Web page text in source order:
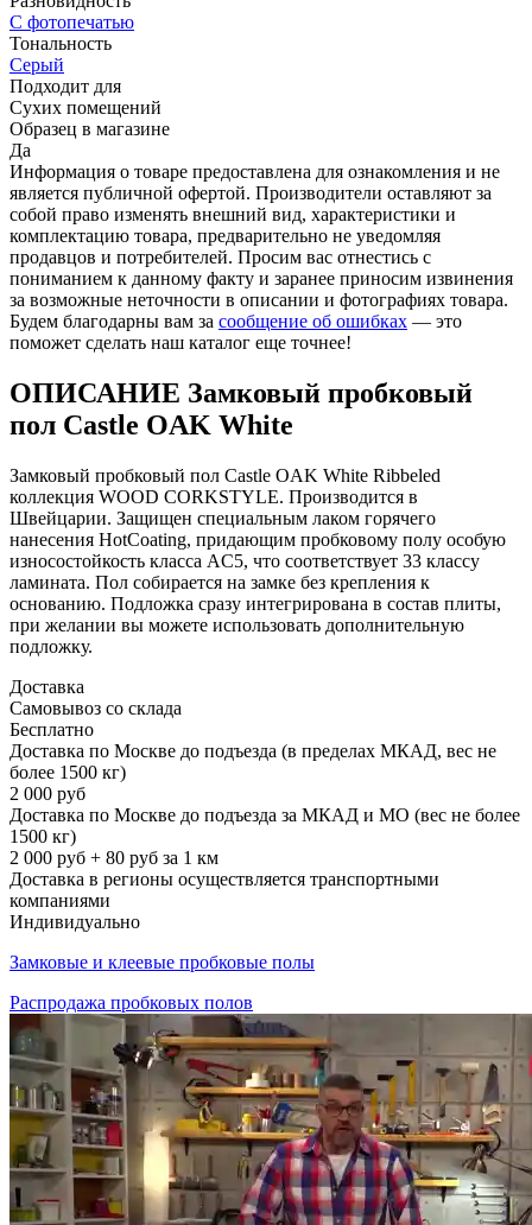
С фотопечатью
Тональность
Серый
Подходит для
Сухих помещений
Образец в магазине
Да
Информация о товаре предоставлена для ознакомления и не
является публичной офертой. Производители оставляют за
собой право изменять внешний вид, характеристики и
комплектацию товара, предварительно не уведомляя
продавцов и потребителей. Просим вас отнестись с
пониманием к данному факту и заранее приносим извинения
за возможные неточности в описании и фотографиях товара.
Будем благодарны вам за сообщение об ошибках — это
поможет сделать наш каталог еще точнее!
ОПИСАНИЕ Замковый пробковый
пол Castle OAK White
Замковый пробковый пол Castle OAK White Ribbeled
коллекция WOOD CORKSTYLE. Производится в
Швейцарии. Защищен специальным лаком горячего
нанесения HotCoating, придающим пробковому полу особую
износостойкость класса AC5, что соответствует 33 классу
ламината. Пол собирается на замке без крепления к
основанию. Подложка сразу интегрирована в состав плиты,
при желании вы можете использовать дополнительную
подложку.
Доставка
Самовывоз со склада
Бесплатно
Доставка по Москве до подъезда (в пределах МКАД, вес не
более 1500 кг)
2 000 руб
Доставка по Москве до подъезда за МКАД и МО (вес не более
1500 кг)
2 000 руб + 80 руб за 1 км
Доставка в регионы осуществляется транспортными
компаниями
Индивидуально
Замковые и клеевые пробковые полы
Распродажа пробковых полов